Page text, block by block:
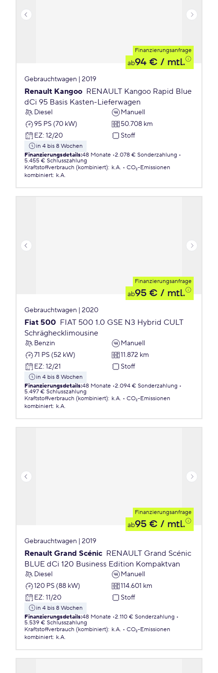
Finanzierungsanfrage
ab94 € / mtl.
Gebrauchtwagen | 2019
Renault Kangoo RENAULT Kangoo Rapid Blue
dCi 95 Basis Kasten-Lieferwagen
Diesel
Manuell
95 PS (70 kW)
50.708 km
EZ: 12/20 Stoff
in 4 bis 8 Wochen
Finanzierungsdetails:48 Monate 2.078 € Sonderzahlung
5.455 € Schlusszahlung
Kraftstoffverbrauch (kombiniert): k.A.
CO₂-Emissionen
kombiniert: k.A.
Finanzierungsanfrage
ab95 € / mtl.
Gebrauchtwagen | 2020
Fiat 500 FIAT 500 1.0 GSE N3 Hybrid CULT
Schräghecklimousine
Benzin
Manuell
71 PS (52 kW)
11.872 km
EZ: 12/21 Stoff
in 4 bis 8 Wochen
Finanzierungsdetails:48 Monate 2.094 € Sonderzahlung
5.497 € Schlusszahlung
Kraftstoffverbrauch (kombiniert): k.A.
CO₂-Emissionen
kombiniert: k.A.
Finanzierungsanfrage
ab95 € / mtl.
Gebrauchtwagen | 2019
Renault Grand Scénic RENAULT Grand Scénic
BLUE dCi 120 Business Edition Kompaktvan
Diesel
Manuell
120 PS (88 kW)
114.601 km
EZ: 11/20 Stoff
in 4 bis 8 Wochen
Finanzierungsdetails:48 Monate 2.110 € Sonderzahlung
5.539 € Schlusszahlung
Kraftstoffverbrauch (kombiniert): k.A.
CO₂-Emissionen
kombiniert: k.A.